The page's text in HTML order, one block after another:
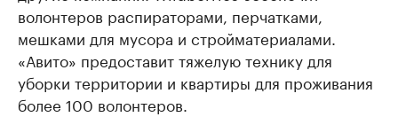
волонтеров распираторами, перчатками,
мешками для мусора и стройматериалами.
«Авито» предоставит тяжелую технику для
уборки территории и квартиры для проживания
более 100 волонтеров.